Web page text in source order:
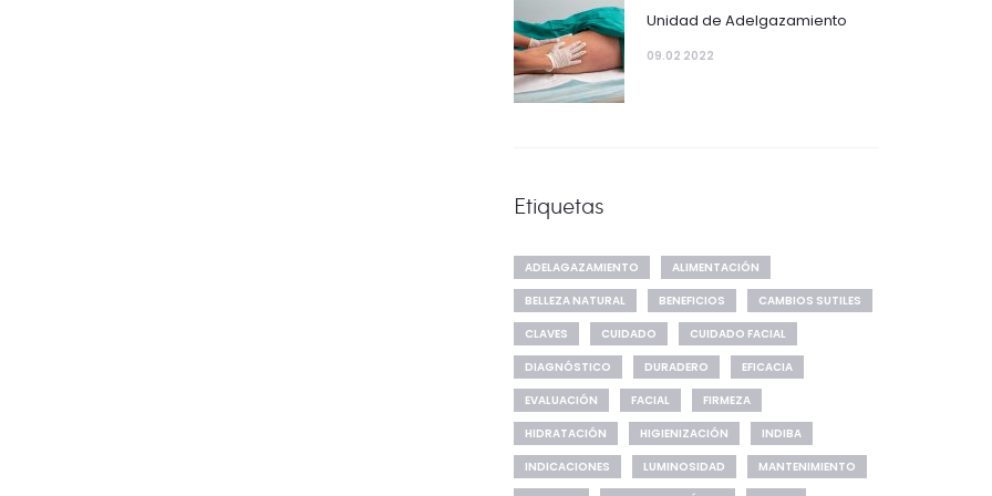
Unidad de Adelgazamiento
09.02 2022
Etiquetas
ADELAGAZAMIENTO
ALIMENTACIÓN
BELLEZA NATURAL
BENEFICIOS
CAMBIOS SUTILES
CLAVES
CUIDADO
CUIDADO FACIAL
DIAGNÓSTICO
DURADERO
EFICACIA
EVALUACIÓN
FACIAL
FIRMEZA
HIDRATACIÓN
HIGIENIZACIÓN
INDIBA
INDICACIONES
LUMINOSIDAD
MANTENIMIENTO